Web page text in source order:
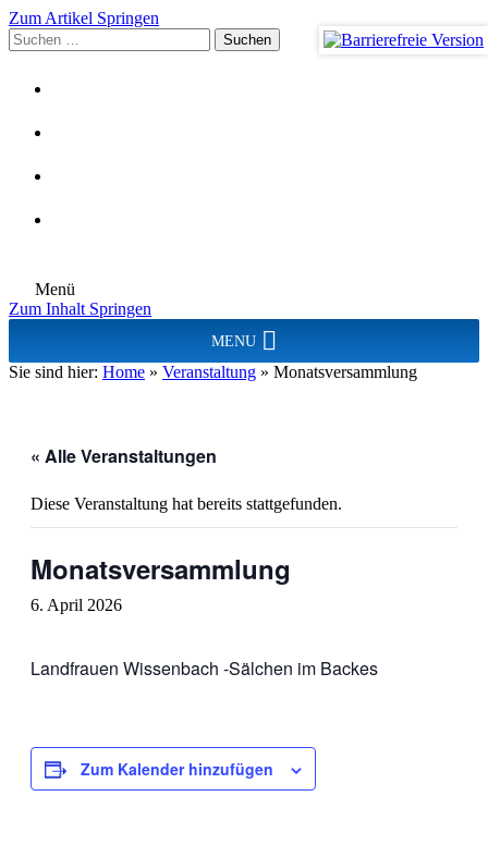
Zum Artikel Springen
Suchen
nach:
Menü
Zum Inhalt Springen
MENU
Sie sind hier: Home » Veranstaltung » Monatsversammlung
« Alle Veranstaltungen
Diese Veranstaltung hat bereits stattgefunden.
Monatsversammlung
6. April 2026
Landfrauen Wissenbach -Sälchen im Backes
Zum Kalender hinzufügen